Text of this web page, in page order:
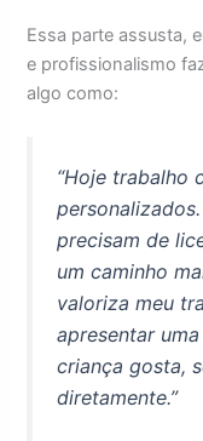
Essa parte assusta,
e profissionalismo
algo como:
“Hoje trabalho
precisam de
um caminho
valoriza meu
apresentar
criança gosta,
diretamente.”